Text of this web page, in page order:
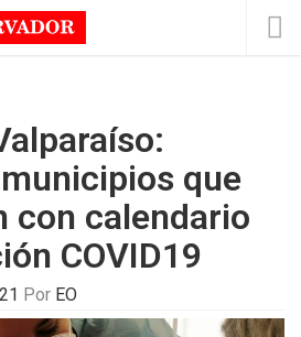
que
con calendario
COVID19
Por EO